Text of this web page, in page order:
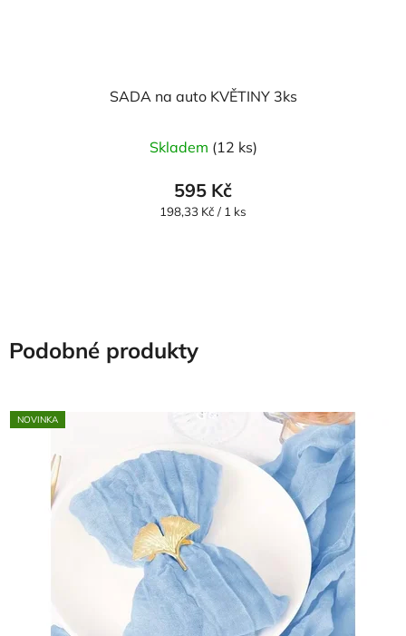
SADA na auto KVĚTINY 3ks
hodnocení
produktu
je
Skladem (12 ks)
595 Kč
Měrná
198,33 Kč / 1 ks
Podobné produkty
NOVINKA